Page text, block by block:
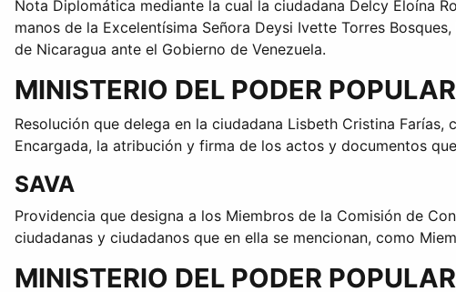
Nota Diplomática mediante la cual la ciudadana Delcy Eloína
manos de la Excelentísima Señora Deysi Ivette Torres
de Nicaragua ante el Gobierno de Venezuela.
MINISTERIO DEL PODER
Resolución que delega en la ciudadana Lisbeth Cristina
Encargada, la atribución y firma de los actos y documentos
SAVA
Providencia que designa a los Miembros de la Comisión de
ciudadanas y ciudadanos que en ella se mencionan, como
MINISTERIO DEL PODER